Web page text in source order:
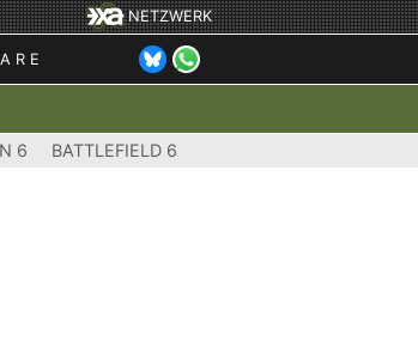
NETZWERK
6 BATTLEFIELD 6